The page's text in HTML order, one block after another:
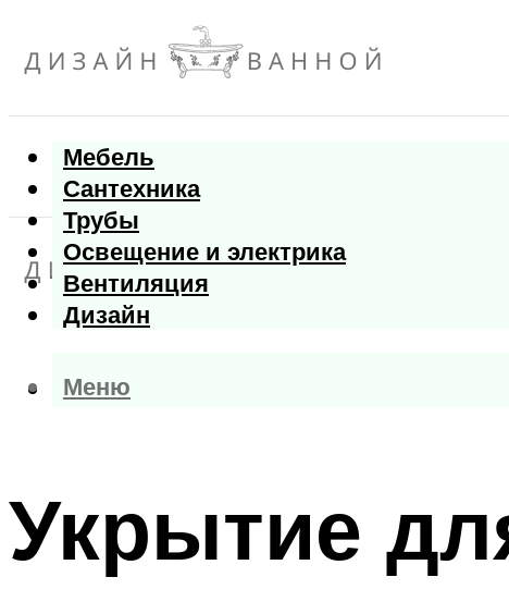
Мебель
Сантехника
Трубы
Освещение и электрика
Вентиляция
Дизайн
Меню
Меню
Укрытие